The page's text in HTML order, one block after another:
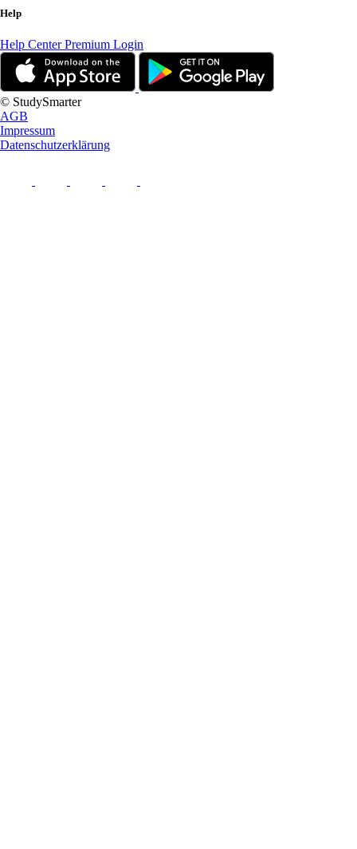
Help
Help CenterPremium Login
© StudySmarter
AGB
Impressum
Datenschutzerklärung